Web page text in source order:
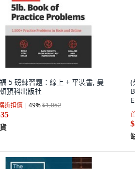
5 磅練習題：線上 + 平裝書, 曼
預科出版社
折扣價 49%$1,052
(